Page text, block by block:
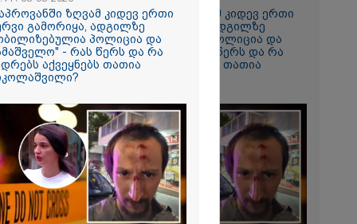
და
მატყუარა
და როგორ
უჩვეულო
ვარ..
"კაპროვანში ზღვამ კიდევ ერთი
ჭურვი გამორიყა, ადგილზე
მობილიზებულია პოლიცია და
სამაშველო" - რას წერს და რა
კადრებს აქვეყნებს თათია
ზღვამ კიდევ ერთი
გამორიყა, ადგილზე
პოლიცია და
- რას წერს და რა
აქვეყნებს თათია